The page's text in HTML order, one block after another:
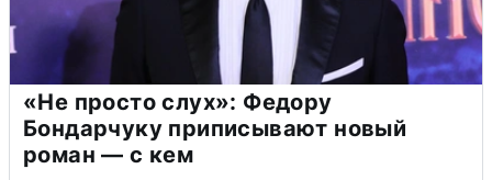
«Не просто слух»: Федору
Бондарчуку приписывают новый
роман — с кем